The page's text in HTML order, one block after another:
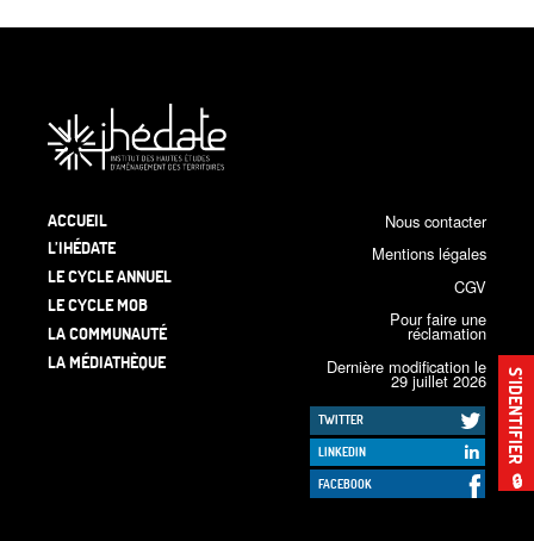
S’IDENTIFIER
🔒
ACCUEIL
L’IHÉDATE
LE CYCLE ANNUEL
LE CYCLE MOB
LA COMMUNAUTÉ
LA MÉDIATHÈQUE
Nous contacter
Mentions légales
CGV
Pour faire une
réclamation
Dernière modification le
29 juillet 2026
TWITTER
LINKEDIN
FACEBOOK